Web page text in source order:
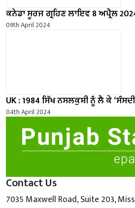
ਕਨੇਡਾ ਸੂਰਜ ਗ੍ਰਹਿਣ ਲਾਇਵ 8 ਅਪ੍ਰੈਲ
09th April 2024
UK : 1984 ਸਿੱਖ ਨਸਲਕੁਸ਼ੀ ਨੂੰ ਲੈ ਕੇ
04th April 2024
Contact Us
7035 Maxwell Road, Suite 203,